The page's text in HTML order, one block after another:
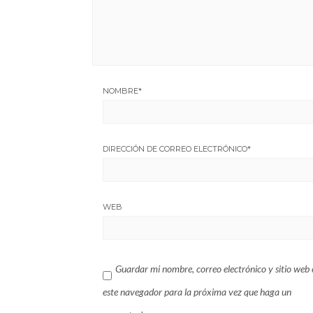
NOMBRE*
DIRECCIÓN DE CORREO ELECTRÓNICO*
WEB
Guardar mi nombre, correo electrónico y sitio web
este navegador para la próxima vez que haga un